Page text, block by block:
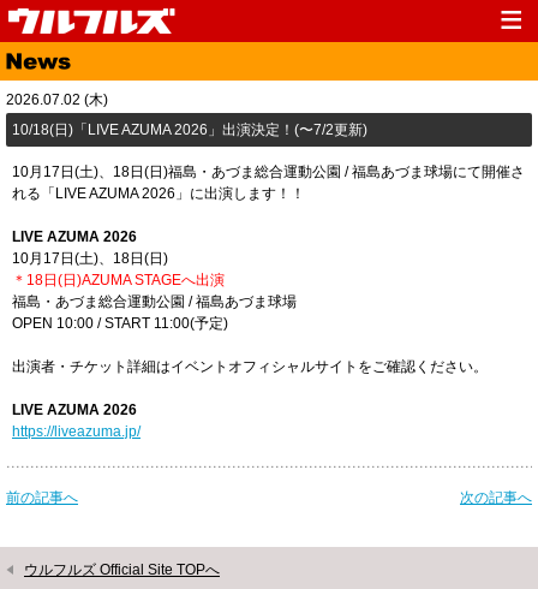
Top
Media Live
Contact
2026.07.02 (木)
10/18(日)「​LIVE AZUMA 2026」出演決定！(〜7/2更新)
10月17日(土)、18日(日)福島・あづま総合運動公園 / 福島あづま球場にて開催さ
れる「LIVE AZUMA 2026」に出演します！！
LIVE AZUMA 2026
10月17日(土)、18日(日)
＊18日(日)AZUMA STAGEへ出演
福島・あづま総合運動公園 / 福島あづま球場
OPEN 10:00 / START 11:00(予定)
出演者・チケット詳細はイベントオフィシャルサイトをご確認ください。
LIVE AZUMA 2026
https://liveazuma.jp/
前の記事へ 次の記事へ
ウルフルズ Official Site TOPへ